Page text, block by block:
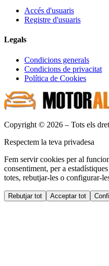
Accés d'usuaris
Registre d'usuaris
Legals
Condicions generals
Condicions de privacitat
Política de Cookies
Copyright © 2026 – Tots els
Respectem la teva privadesa
Fem servir cookies per al
consentiment, per a
totes, rebutjar-les o configurar-
Rebutjar tot Acceptar tot